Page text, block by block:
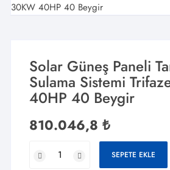
Solar Güneş Paneli
Sulama Sistemi
40HP 40 Beygir
810.046,8₺
Güneş
SEPETE EKLE